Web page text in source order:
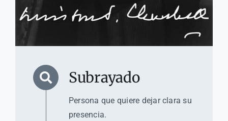
Subrayado
Persona que quiere dejar clara su
presencia.